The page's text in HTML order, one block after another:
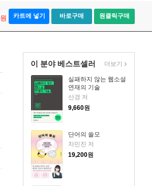
원 카트에 넣기 바로구매 원클릭구매
이 분야 베스트셀러
실패하지 않는 웹소설
연재의 기술
산경 저
9,660원
단어의 쓸모
차민진 저
19,200원
더보기